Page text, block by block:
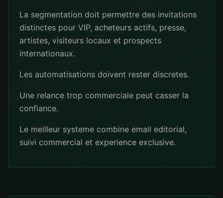
La segmentation doit permettre des invitations
distinctes pour VIP, acheteurs actifs, presse,
artistes, visiteurs locaux et prospects
internationaux.
Les automatisations doivent rester discretes.
Une relance trop commerciale peut casser la
confiance.
Le meilleur systeme combine email editorial,
suivi commercial et experience exclusive.